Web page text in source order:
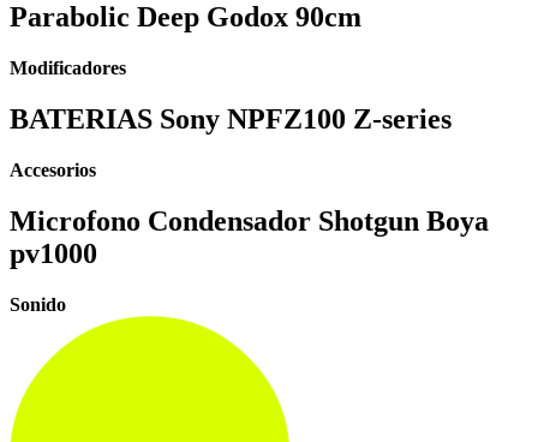
Parabolic Deep Godox 90cm
Modificadores
BATERIAS Sony NPFZ100 Z-series
Accesorios
Microfono Condensador Shotgun Boya
pv1000
Sonido